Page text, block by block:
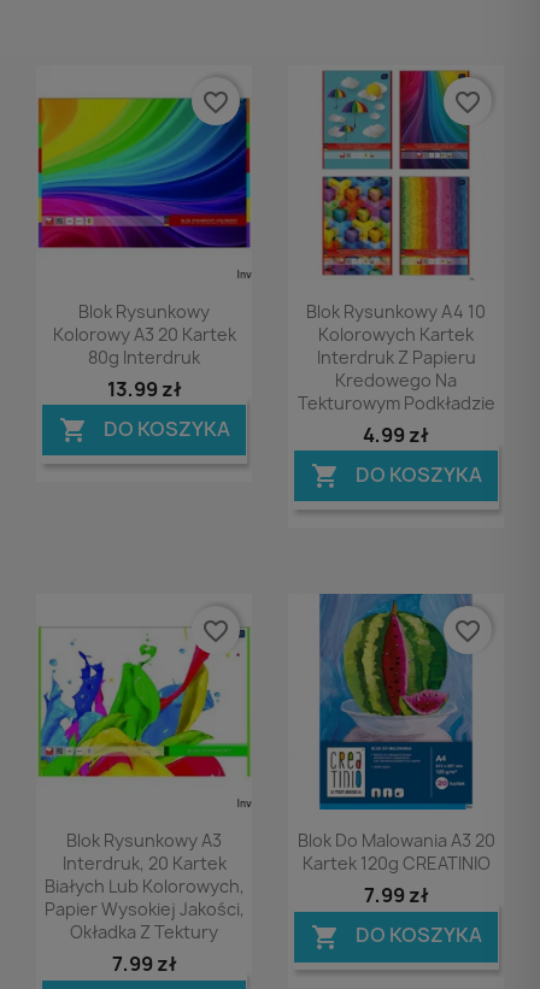
Podgląd
Blok Rysunkowy
Kolorowy A3 20 Kartek
80g Interdruk
13,99 zł
 DO KOSZYKA
favorite_border
Podgląd
Blok Rysunkowy A4 10
Kolorowych Kartek
Interdruk Z Papieru
Kredowego Na
Tekturowym Podkładzie
4,99 zł
 DO KOSZYKA
favorite_border
Podgląd
Blok Rysunkowy A3
Interdruk, 20 Kartek
Białych Lub Kolorowych,
Papier Wysokiej Jakości,
Okładka Z Tektury
7,99 zł
favorite_border
Podgląd
Blok Do Malowania A3 20
Kartek 120g CREATINIO
7,99 zł
 DO KOSZYKA
favorite_border